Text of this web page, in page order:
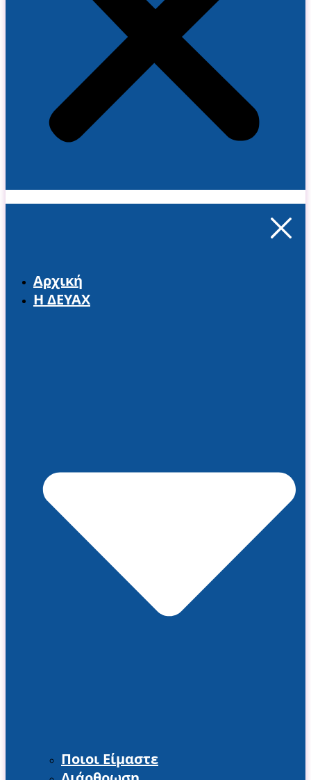
Αρχική
Η ΔΕΥΑΧ
Ποιοι Είμαστε